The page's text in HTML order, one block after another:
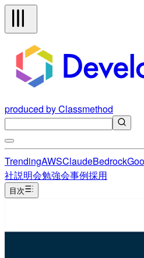
produced by Classmethod
TrendingAWSClaudeBedrock
社説明会勉強会事例採用
目次